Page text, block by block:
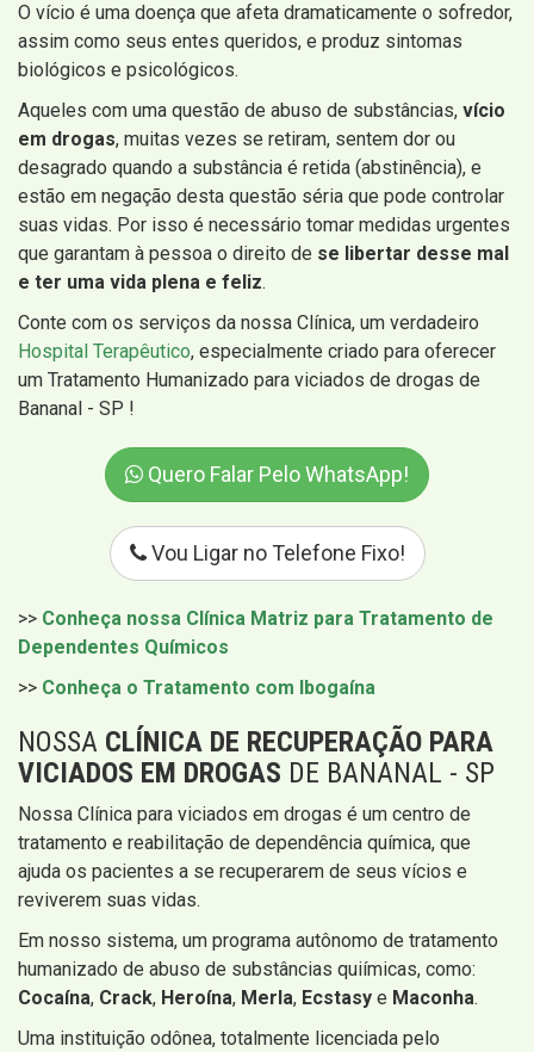
O vício é uma doença que afeta dramaticamente o sofredor,
assim como seus entes queridos, e produz sintomas
biológicos e psicológicos.
Aqueles com uma questão de abuso de substâncias, vício
em drogas, muitas vezes se retiram, sentem dor ou
desagrado quando a substância é retida (abstinência), e
estão em negação desta questão séria que pode controlar
suas vidas. Por isso é necessário tomar medidas urgentes
que garantam à pessoa o direito de se libertar desse mal
e ter uma vida plena e feliz.
Conte com os serviços da nossa Clínica, um verdadeiro
Hospital Terapêutico, especialmente criado para oferecer
um Tratamento Humanizado para viciados de drogas de
Bananal - SP !
Quero Falar Pelo WhatsApp!
Vou Ligar no Telefone Fixo!
>> Conheça nossa Clínica Matriz para Tratamento de
Dependentes Químicos
>> Conheça o Tratamento com Ibogaína
NOSSA CLÍNICA DE RECUPERAÇÃO PARA
VICIADOS EM DROGAS DE BANANAL - SP
Nossa Clínica para viciados em drogas é um centro de
tratamento e reabilitação de dependência química, que
ajuda os pacientes a se recuperarem de seus vícios e
reviverem suas vidas.
Em nosso sistema, um programa autônomo de tratamento
humanizado de abuso de substâncias quiímicas, como:
Cocaína, Crack, Heroína, Merla, Ecstasy e Maconha.
Uma instituição odônea, totalmente licenciada pelo